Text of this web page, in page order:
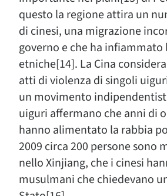
questo la regione attira un
di cinesi, una migrazione
governo e che ha infiammato
etniche[14]. La Cina
atti di violenza di singoli
un movimento
uiguri affermano che anni di
hanno alimentato la rabbia
2009 circa 200 persone sono
nello Xinjiang, che i cinesi
musulmani che chiedevano